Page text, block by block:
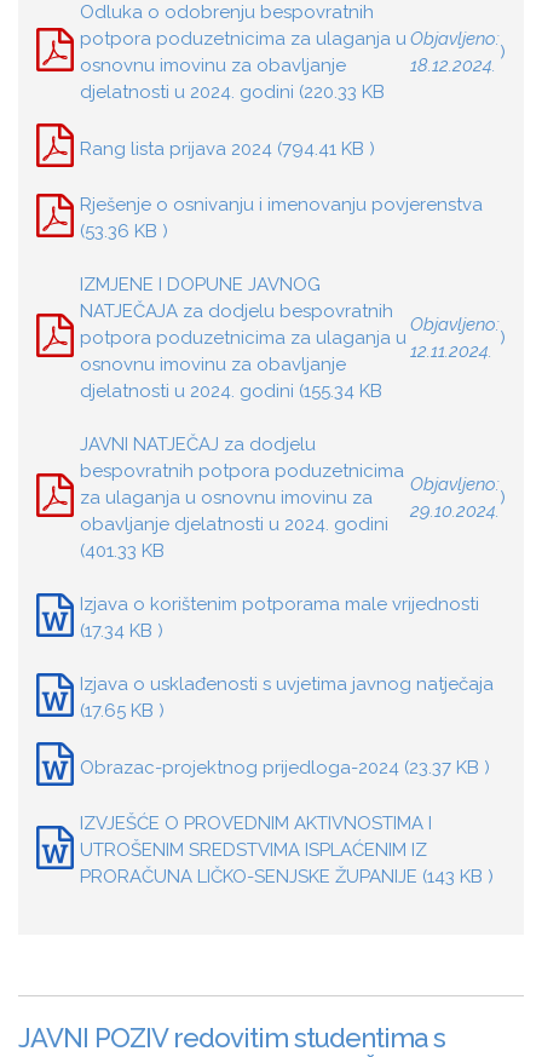
Odluka o odobrenju bespovratnih
potpora poduzetnicima za ulaganja u
osnovnu imovinu za obavljanje
djelatnosti u 2024. godini (220.33 KB
Objavljeno:
18.12.2024.
)
Rang lista prijava 2024 (794.41 KB )
Rješenje o osnivanju i imenovanju povjerenstva
(53.36 KB )
IZMJENE I DOPUNE JAVNOG
NATJEČAJA za dodjelu bespovratnih
potpora poduzetnicima za ulaganja u
osnovnu imovinu za obavljanje
djelatnosti u 2024. godini (155.34 KB
Objavljeno:
12.11.2024.
)
JAVNI NATJEČAJ za dodjelu
bespovratnih potpora poduzetnicima
za ulaganja u osnovnu imovinu za
obavljanje djelatnosti u 2024. godini
(401.33 KB
Objavljeno:
29.10.2024.
)
Izjava o korištenim potporama male vrijednosti
(17.34 KB )
Izjava o usklađenosti s uvjetima javnog natječaja
(17.65 KB )
Obrazac-projektnog prijedloga-2024 (23.37 KB )
IZVJEŠĆE O PROVEDNIM AKTIVNOSTIMA I
UTROŠENIM SREDSTVIMA ISPLAĆENIM IZ
PRORAČUNA LIČKO-SENJSKE ŽUPANIJE (143 KB )
JAVNI POZIV redovitim studentima s